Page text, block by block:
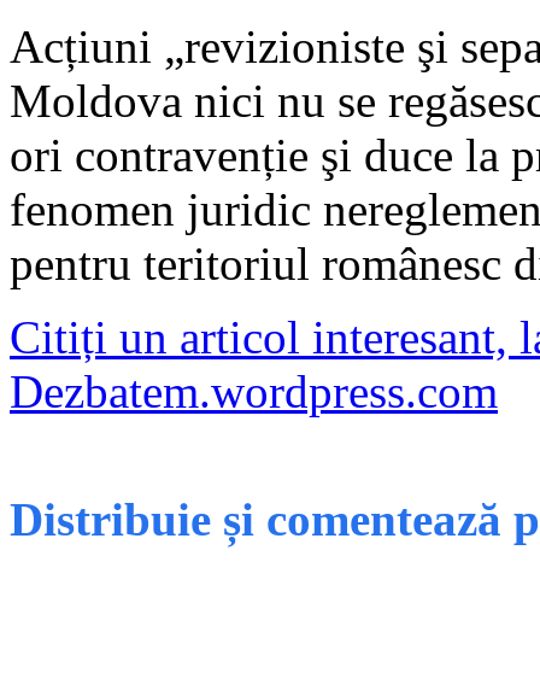
Acțiuni „revizioniste şi
Moldova nici nu se
ori contravenție şi duce la
fenomen juridic
pentru teritoriul românesc
Citiți un articol interesant,
Dezbatem.wordpress.com
Distribuie și comentează